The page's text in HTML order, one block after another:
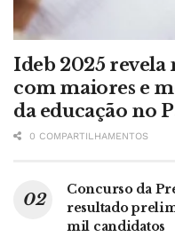
Ideb 2025
com maiores e
da educação no
0 COMPARTILHAMENTOS
Concurso da
resultado
mil candidatos